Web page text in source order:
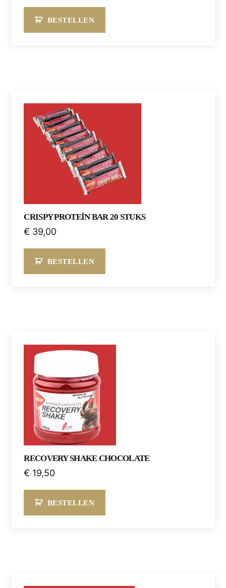
BESTELLEN
CRISPY PROTEÏN BAR 20 STUKS
€ 39,00
BESTELLEN
RECOVERY SHAKE CHOCOLATE
€ 19,50
BESTELLEN